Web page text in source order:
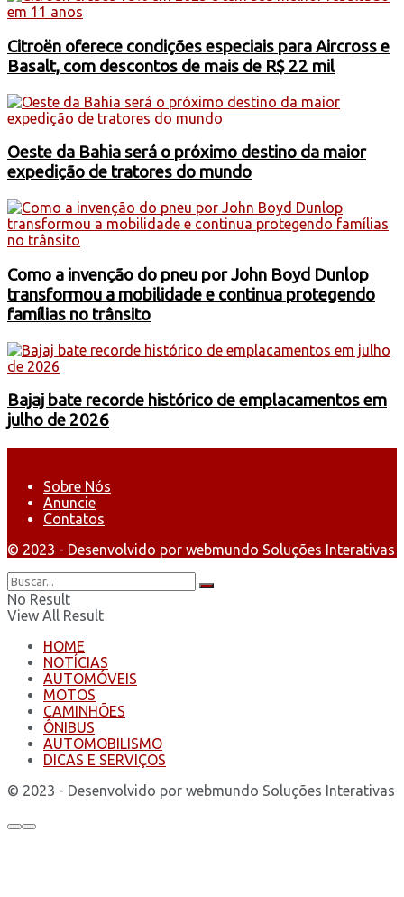
Citroën oferece condições especiais para Aircross e
Basalt, com descontos de mais de R$ 22 mil
Oeste da Bahia será o próximo destino da maior
expedição de tratores do mundo
Como a invenção do pneu por John Boyd Dunlop
transformou a mobilidade e continua protegendo
famílias no trânsito
Bajaj bate recorde histórico de emplacamentos em
julho de 2026
Sobre Nós
Anuncie
Contatos
© 2023 - Desenvolvido por webmundo Soluções Interativas
No Result
View All Result
HOME
NOTÍCIAS
AUTOMÓVEIS
MOTOS
CAMINHÕES
ÔNIBUS
AUTOMOBILISMO
DICAS E SERVIÇOS
© 2023 - Desenvolvido por webmundo Soluções Interativas